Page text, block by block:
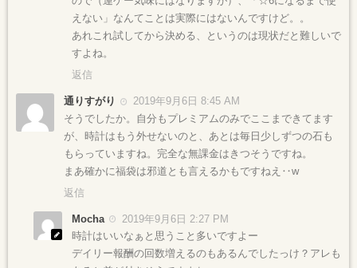
えない」なんてことは実際にはないんですけど。。
あれこれ試してから決める、というのは現状だと難しいで
すよね。
返信
通りすがり
2019年9月6日 8:45 AM
そうでしたか。自分もプレミアムのみでここまできてます
が、時計はもう外せないのと、あとは毎日少しずつの石も
もらっていますね。完全な無課金はきつそうですね。
まあ確かに福袋は邪道とも言えるかもですねえ‥w
返信
Mocha
2019年9月6日 2:27 PM
時計はいいなぁと思うこと多いですよー
デイリー報酬の回数増えるのもあるんでしたっけ？アレも